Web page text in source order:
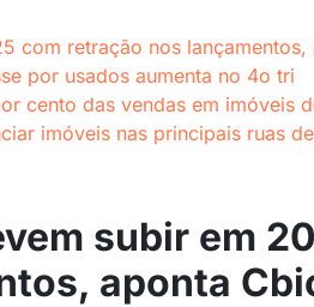
com retração nos lançamentos,
por usados aumenta no 4o tri
cento das vendas em imóveis
imóveis nas principais ruas
subir em
aponta